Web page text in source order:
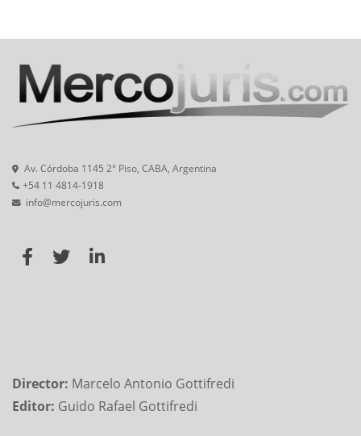
Av. Córdoba 1145 2° Piso, CABA, Argentina
+54 11 4814-1918
info@mercojuris.com
Director: Marcelo Antonio Gottifredi
Editor: Guido Rafael Gottifredi